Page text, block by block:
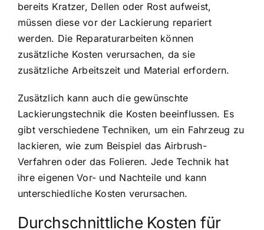
bereits Kratzer, Dellen oder Rost aufweist,
müssen diese vor der Lackierung repariert
werden. Die Reparaturarbeiten können
zusätzliche Kosten verursachen, da sie
zusätzliche Arbeitszeit und Material erfordern.
Zusätzlich kann auch die gewünschte
Lackierungstechnik die Kosten beeinflussen. Es
gibt verschiedene Techniken, um ein Fahrzeug zu
lackieren, wie zum Beispiel das Airbrush-
Verfahren oder das Folieren. Jede Technik hat
ihre eigenen Vor- und Nachteile und kann
unterschiedliche Kosten verursachen.
Durchschnittliche Kosten für